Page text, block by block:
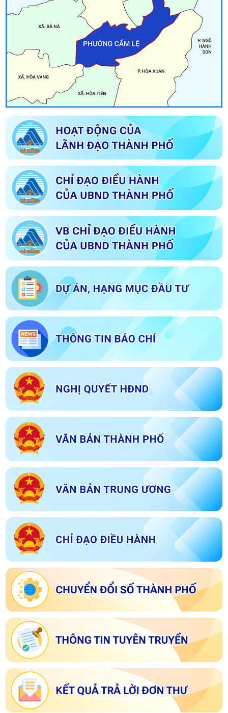
Tuyên truyền Bầu cử Đại biểu Quốc hội khóa XVI và Đại biểu Hội
đồng nhân dân các cấp nhiệm kỳ 2026-2031
Về việc công bố danh sách chính thức những người ứng cử đại
biểu Hội đồng nhân dân phường Cẩm Lệ khóa I nhiệm kỳ 2026
– 2031 theo từng đơn vị bầu cử